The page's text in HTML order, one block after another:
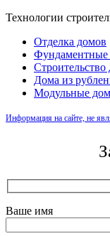
Технологии
Отделка домов
Фундаментные
Строительство
Дома из
Модульные
Информация на сайте, не
Ваше имя